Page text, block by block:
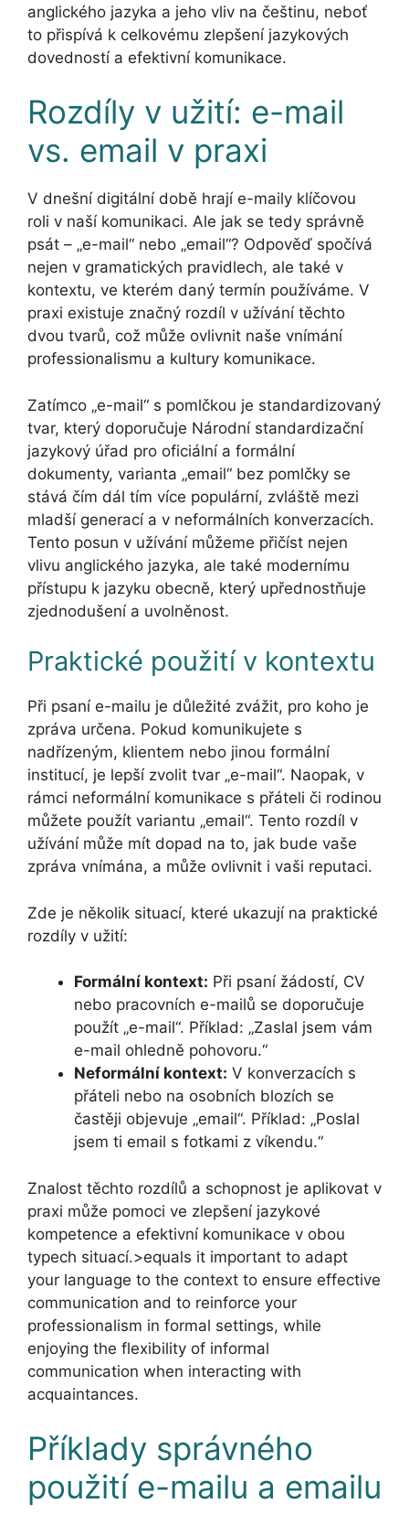
anglického jazyka a jeho vliv na češtinu, neboť
to přispívá k celkovému zlepšení jazykových
dovedností a efektivní komunikace.
Rozdíly v užití: e-mail
vs. email v praxi
V dnešní digitální době hrají e-maily klíčovou
roli v naší komunikaci. Ale jak se tedy správně
psát – „e-mail“ nebo „email“? Odpověď spočívá
nejen v gramatických pravidlech, ale také v
kontextu, ve kterém daný termín používáme. V
praxi existuje značný rozdíl v užívání těchto
dvou tvarů, což může ovlivnit naše vnímání
professionalismu a kultury komunikace.
Zatímco „e-mail“ s pomlčkou je standardizovaný
tvar, který doporučuje Národní standardizační
jazykový úřad pro oficiální a formální
dokumenty, varianta „email“ bez pomlčky se
stává čím dál tím více populární, zvláště mezi
mladší generací a v neformálních konverzacích.
Tento posun v užívání můžeme přičíst nejen
vlivu anglického jazyka, ale také modernímu
přístupu k jazyku obecně, který upřednostňuje
zjednodušení a uvolněnost.
Praktické použití v kontextu
Při psaní e-mailu je důležité zvážit, pro koho je
zpráva určena. Pokud komunikujete s
nadřízeným, klientem nebo jinou formální
institucí, je lepší zvolit tvar „e-mail“. Naopak, v
rámci neformální komunikace s přáteli či rodinou
můžete použít variantu „email“. Tento rozdíl v
užívání může mít dopad na to, jak bude vaše
zpráva vnímána, a může ovlivnit i vaši reputaci.
Zde je několik situací, které ukazují na praktické
rozdíly v užití:
Formální kontext: Při psaní žádostí, CV
nebo pracovních e-mailů se doporučuje
použít „e-mail“. Příklad: „Zaslal jsem vám
e-mail ohledně pohovoru.“
Neformální kontext: V konverzacích s
přáteli nebo na osobních blozích se
častěji objevuje „email“. Příklad: „Poslal
jsem ti email s fotkami z víkendu.“
Znalost těchto rozdílů a schopnost je aplikovat v
praxi může pomoci ve zlepšení jazykové
kompetence a efektivní komunikace v obou
typech situací.>equals it important to adapt
your language to the context to ensure effective
communication and to reinforce your
professionalism in formal settings, while
enjoying the flexibility of informal
communication when interacting with
acquaintances.
Příklady správného
použití e-mailu a emailu